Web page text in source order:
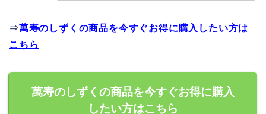
⇒萬寿のしずくの商品を今すぐお得に購入したい方は
こちら
萬寿のしずくの商品を今すぐお得に購入
したい方はこちら